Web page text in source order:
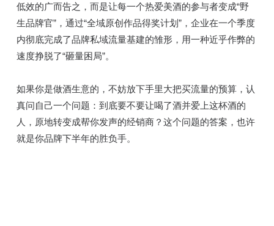
低效的广而告之，而是让每一个热爱美酒的参与者变成“野
生品牌官”，通过“全域原创作品得奖计划”，企业在一个季度
内彻底完成了品牌私域流量基建的雏形，用一种近乎作弊的
速度挣脱了“砸量困局”。
如果你是做酒生意的，不妨放下手里大把买流量的预算，认
真问自己一个问题：到底要不要让喝了酒并爱上这杯酒的
人，原地转变成帮你发声的经销商？这个问题的答案，也许
就是你品牌下半年的胜负手。